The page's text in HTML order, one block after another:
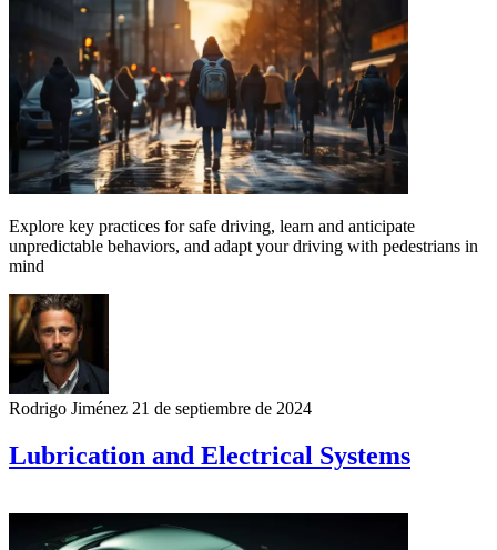
Explore key practices for safe driving, learn and anticipate
unpredictable behaviors, and adapt your driving with pedestrians in
mind
Rodrigo Jiménez 21 de septiembre de 2024
Lubrication and Electrical Systems